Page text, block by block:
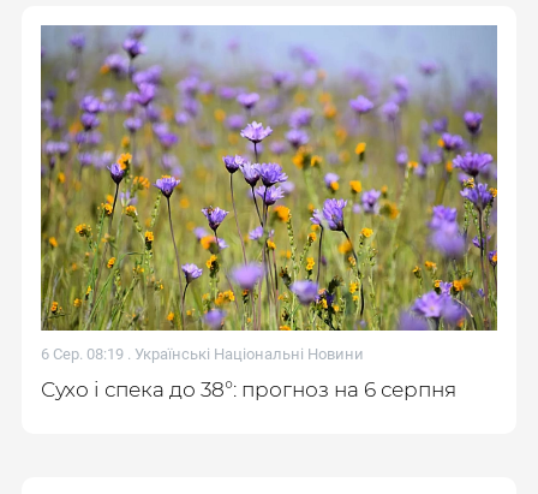
6 Сер. 08:19 . Українські Національні Новини
Сухо і спека до 38°: прогноз на 6 серпня